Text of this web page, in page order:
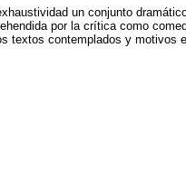
un conjunto
por la crítica como
textos contemplados y motivos